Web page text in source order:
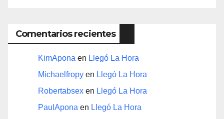
Comentarios recientes
KimApona en Llegó La Hora
Michaelfropy en Llegó La Hora
Robertabsex en Llegó La Hora
PaulApona en Llegó La Hora